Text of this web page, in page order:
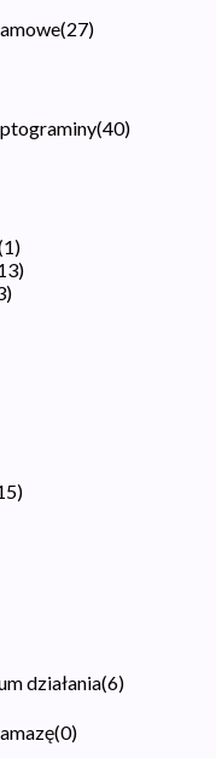
(27)
(40)
1)
)
)
)
działania(6)
(0)